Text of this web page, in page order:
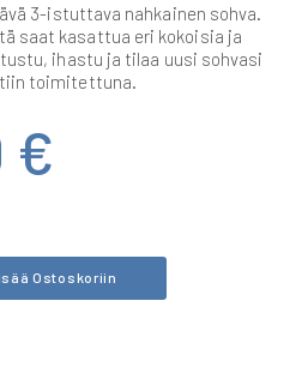
3-istuttava nahkainen sohva.
saat kasattua eri kokoisia ja
ihastu ja tilaa uusi sohvasi
toimitettuna.
€
Ostoskoriin